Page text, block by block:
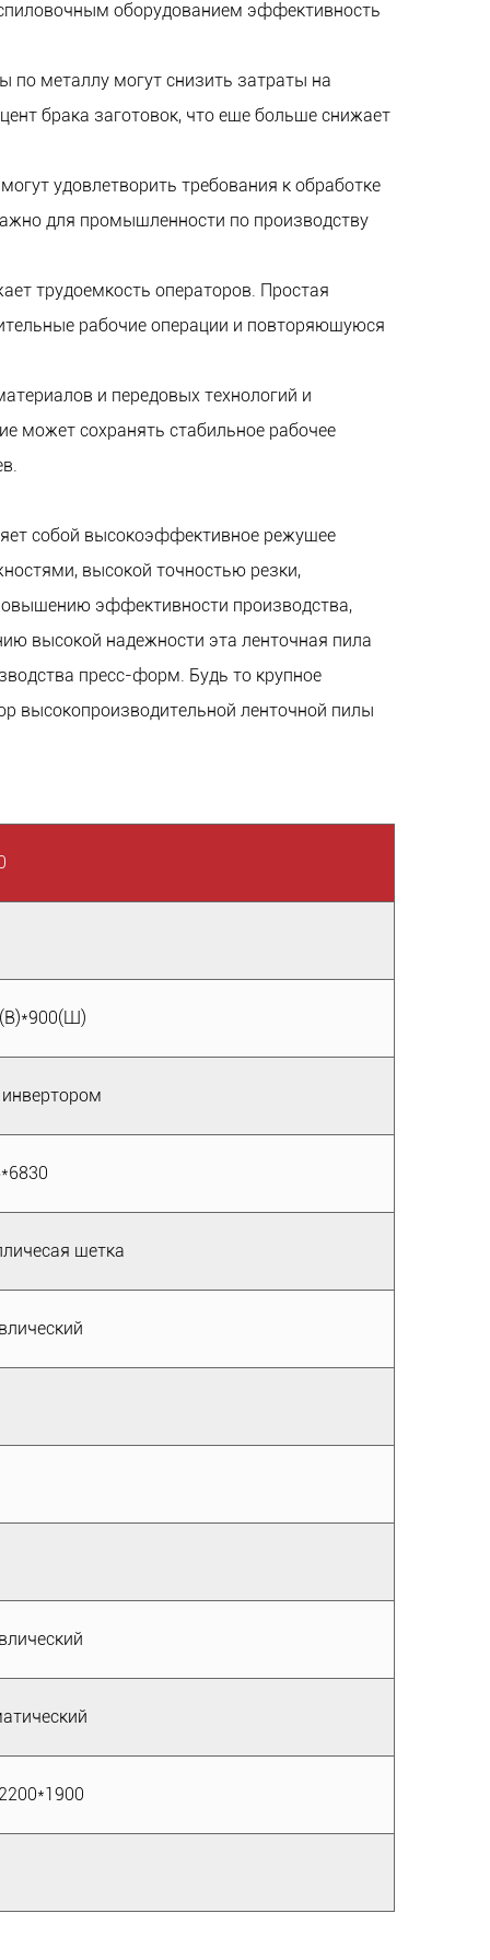
оборудованием эффективность
по металлу могут снизить затраты на
брака заготовок, что еще больше снижает
удовлетворить требования к обработке
для промышленности по производству
трудоемкость операторов. Простая
рабочие операции и повторяющуюся
и передовых технологий и
может сохранять стабильное рабочее
собой высокоэффективное режущее
высокой точностью резки,
эффективности производства,
высокой надежности эта ленточная пила
пресс-форм. Будь то крупное
высокопроизводительной ленточной пилы
щетка